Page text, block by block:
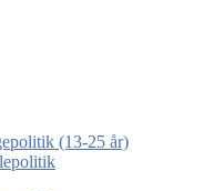
(13-25 år)